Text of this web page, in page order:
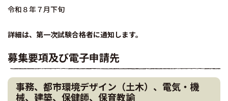
令和８年７月下旬
詳細は、第一次試験合格者に通知します。
募集要項及び電子申請先
事務、都市環境デザイン（土木）、電気・機
械、建築、保健師、保育教諭